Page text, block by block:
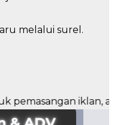
melalui surel.
iklan,